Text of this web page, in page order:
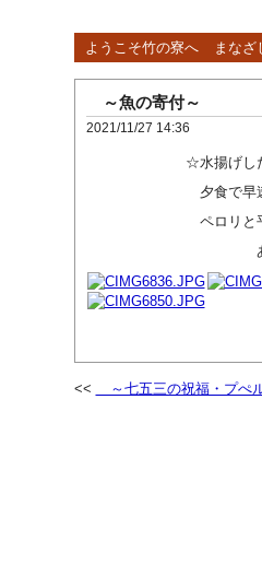
ようこそ竹の寮へ まなざ
～魚の寄付～
2021/11/27 14:36
☆水揚げしたばかり
夕食で早速お刺身
ペロリと平らげ、
ありがとう
～七五三の祝福・プぺ